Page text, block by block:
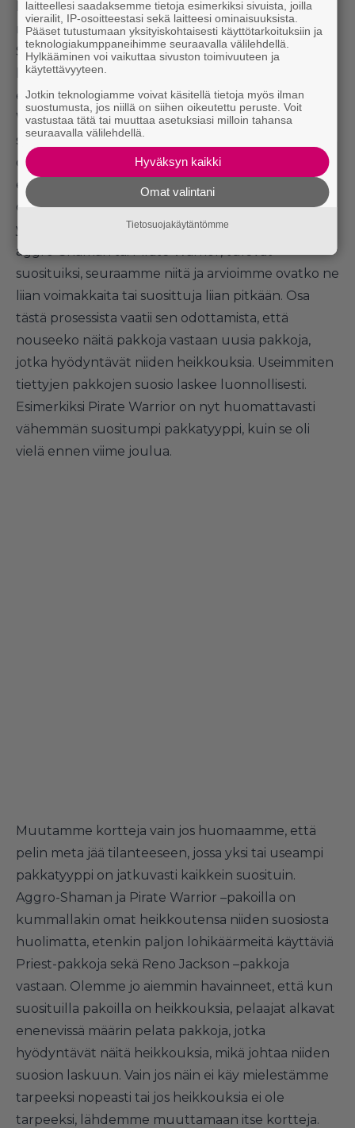
liittyvästä prosessista ilman, että viitataan pelin
nykyiseen tasapainoon ja tilaan, eli metaan.
Suositut ja tehokkaat pakat ja pakkatyypit
herättävät aina harmistusta pelaajissa. Tiedämme,
että aggressiviset Shaman ja merirosvoja käyttävät
Warrior –pakat ovat tällä hetkellä erittäin
suosittuja. Emme mielellämme tee muutoksia
olemassa oleviin kortteihin, koska se on
epämiellyttävä kokemus vähemmän
omistautuneille pelaajille, jotka eivät välttämättä
ymmärrä miksi niin tehdään. Kun pakat, kuten
aggro-Shaman tai Pirate Warrior, tulevat
suosituiksi, seuraamme niitä ja arvioimme ovatko ne
liian voimakkaita tai suosittuja liian pitkään. Osa
tästä prosessista vaatii sen odottamista, että
nouseeko näitä pakkoja vastaan uusia pakkoja,
jotka hyödyntävät niiden heikkouksia. Useimmiten
tiettyjen pakkojen suosio laskee luonnollisesti.
Esimerkiksi Pirate Warrior on nyt huomattavasti
vähemmän suositumpi pakkatyyppi, kuin se oli
vielä ennen viime joulua.
Muutamme kortteja vain jos huomaamme, että
pelin meta jää tilanteeseen, jossa yksi tai useampi
pakkatyyppi on jatkuvasti kaikkein suosituin.
Aggro-Shaman ja Pirate Warrior –pakoilla on
kummallakin omat heikkoutensa niiden suosiosta
huolimatta, etenkin paljon lohikäärmeitä käyttäviä
Priest-pakkoja sekä Reno Jackson –pakkoja
vastaan. Olemme jo aiemmin havainneet, että kun
suosituilla pakoilla on heikkouksia, pelaajat alkavat
enenevissä määrin pelata pakkoja, jotka
hyödyntävät näitä heikkouksia, mikä johtaa niiden
suosion laskuun. Vain jos näin ei käy mielestämme
tarpeeksi nopeasti tai jos heikkouksia ei ole
tarpeeksi, lähdemme muuttamaan itse kortteja.
laitteellesi saadaksemme tietoja esimerkiksi sivuista, joilla
vierailit, IP-osoitteestasi sekä laitteesi ominaisuuksista.
Pääset tutustumaan yksityiskohtaisesti käyttötarkoituksiin ja
teknologiakumppaneihimme seuraavalla välilehdellä.
Hylkääminen voi vaikuttaa sivuston toimivuuteen ja
käytettävyyteen.
Jotkin teknologiamme voivat käsitellä tietoja myös ilman
suostumusta, jos niillä on siihen oikeutettu peruste. Voit
vastustaa tätä tai muuttaa asetuksiasi milloin tahansa
seuraavalla välilehdellä.
Hyväksyn kaikki
Omat valintani
Tietosuojakäytäntömme